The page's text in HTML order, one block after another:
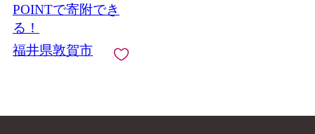
家庭用 冷凍 夕食 お弁
当 おかず 弁当 料理）
POINTで寄附でき
る！
福井県敦賀市